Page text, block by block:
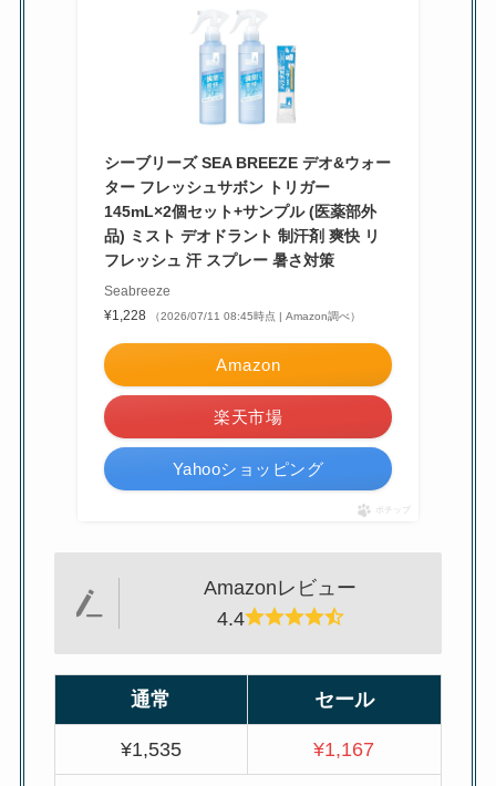
シーブリーズ SEA BREEZE デオ&ウォー
ター フレッシュサボン トリガー
145mL×2個セット+サンプル (医薬部外
品) ミスト デオドラント 制汗剤 爽快 リ
フレッシュ 汗 スプレー 暑さ対策
Seabreeze
¥1,228
（2026/07/11 08:45時点 | Amazon調べ）
Amazon
楽天市場
Yahooショッピング
ポチップ
Amazonレビュー
4.4
通常 セール
¥1,535 ¥1,167